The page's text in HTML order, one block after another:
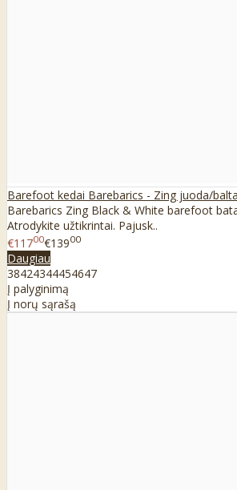
Barefoot kedai Barebarics - Zing juoda/balta
Barebarics Zing Black & White barefoot
Atrodykite užtikrintai. Pajusk..
€11700€13900
Daugiau
38424344454647
Į palyginimą
Į norų sąrašą